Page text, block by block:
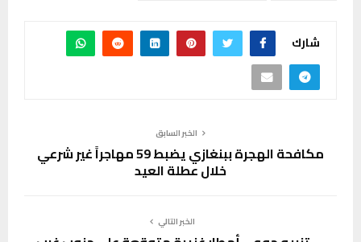
شارك
الخبر السابق
مكافحة الهجرة ببنغازي يضبط 59 مهاجراً غير شرعي
خلال عطلة العيد
الخبر التالي